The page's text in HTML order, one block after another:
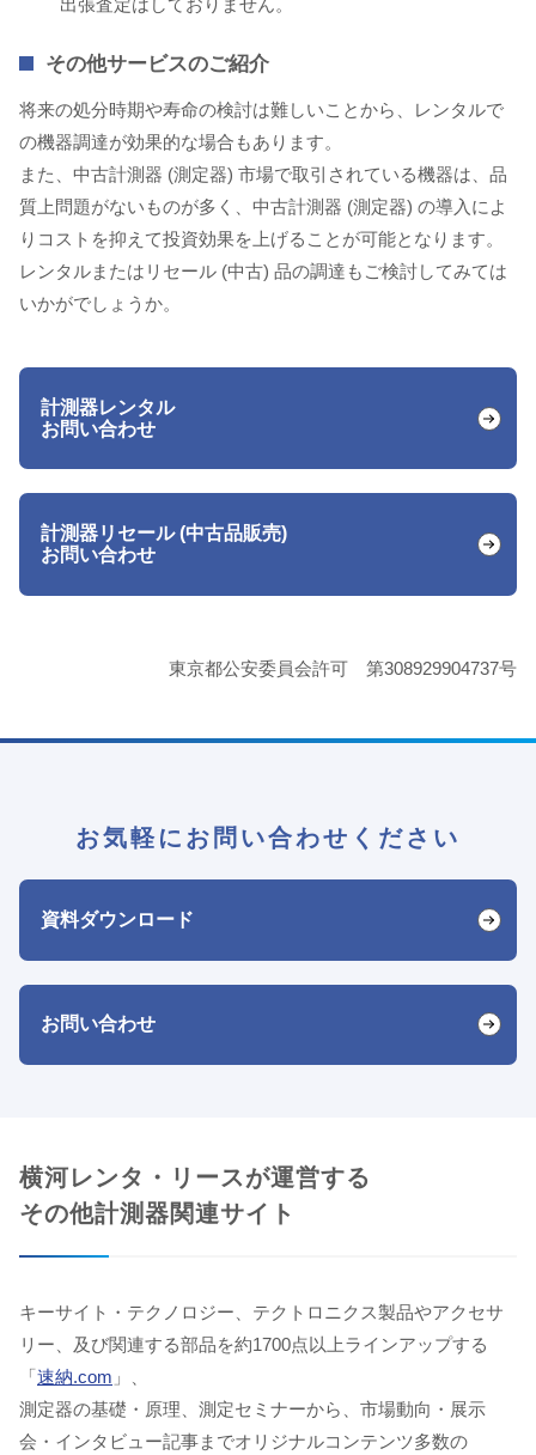
その他サービスのご紹介
将来の処分時期や寿命の検討は難しいことから、レンタルで
の機器調達が効果的な場合もあります。
また、中古計測器 (測定器) 市場で取引されている機器は、品
質上問題がないものが多く、中古計測器 (測定器) の導入によ
りコストを抑えて投資効果を上げることが可能となります。
レンタルまたはリセール (中古) 品の調達もご検討してみては
いかがでしょうか。
計測器レンタル
お問い合わせ
計測器リセール (中古品販売)
お問い合わせ
東京都公安委員会許可 第308929904737号
お気軽にお問い合わせください
資料ダウンロード
お問い合わせ
横河レンタ・リースが運営する
その他計測器関連サイト
キーサイト・テクノロジー、テクトロニクス製品やアクセサ
リー、及び関連する部品を約1700点以上ラインアップする
「速納.com 」、
測定器の基礎・原理、測定セミナーから、市場動向・展示
会・インタビュー記事までオリジナルコンテンツ多数の